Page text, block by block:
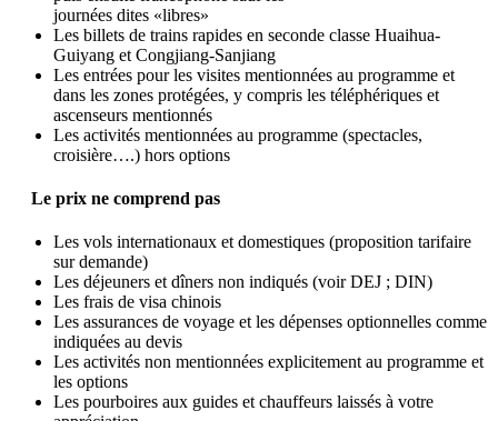
journées dites «libres»
Les billets de trains rapides en seconde classe Huaihua-
Guiyang et Congjiang-Sanjiang
Les entrées pour les visites mentionnées au programme et
dans les zones protégées, y compris les téléphériques et
ascenseurs mentionnés
Les activités mentionnées au programme (spectacles,
croisière….) hors options
Le prix ne comprend pas
Les vols internationaux et domestiques (proposition tarifaire
sur demande)
Les déjeuners et dîners non indiqués (voir DEJ ; DIN)
Les frais de visa chinois
Les assurances de voyage et les dépenses optionnelles comme
indiquées au devis
Les activités non mentionnées explicitement au programme et
les options
Les pourboires aux guides et chauffeurs laissés à votre